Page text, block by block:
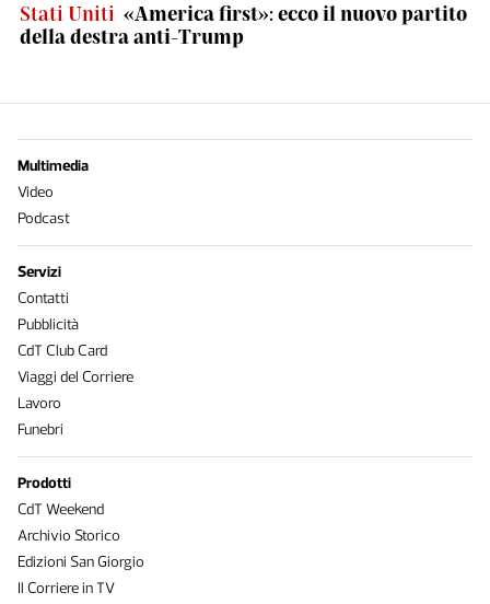
Stati Uniti «America first»: ecco il nuovo partito
della destra anti-Trump
Multimedia
Video
Podcast
Servizi
Contatti
Pubblicità
CdT Club Card
Viaggi del Corriere
Lavoro
Funebri
Prodotti
CdT Weekend
Archivio Storico
Edizioni San Giorgio
Il Corriere in TV